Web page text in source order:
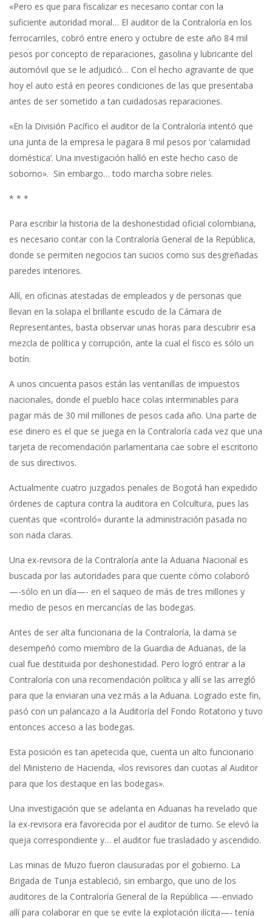
«Pero es que para fiscalizar es necesario contar con la
suficiente autoridad moral… El auditor de la Contraloría en los
ferrocarriles, cobró entre enero y octubre de este año 84 mil
pesos por concepto de reparaciones, gasolina y lubricante del
automóvil que se le adjudicó… Con el hecho agravante de que
hoy el auto está en peores condiciones de las que presentaba
antes de ser sometido a tan cuidadosas reparaciones.
«En la División Pacífico el auditor de la Contraloría intentó que
una junta de la empresa le pagara 8 mil pesos por ‘calamidad
doméstica’. Una investigación halló en este hecho caso de
soborno». Sin embargo… todo marcha sobre rieles.
* * *
Para escribir la historia de la deshonestidad oficial colombiana,
es necesario contar con la Contraloría General de la República,
donde se permiten negocios tan sucios como sus desgreñadas
paredes interiores.
Allí, en oficinas atestadas de empleados y de personas que
llevan en la solapa el brillante escudo de la Cámara de
Representantes, basta observar unas horas para descubrir esa
mezcla de política y corrupción, ante la cual el fisco es sólo un
botín.
A unos cincuenta pasos están las ventanillas de impuestos
nacionales, donde el pueblo hace colas interminables para
pagar más de 30 mil millones de pesos cada año. Una parte de
ese dinero es el que se juega en la Contraloría cada vez que una
tarjeta de recomendación parlamentaria cae sobre el escritorio
de sus directivos.
Actualmente cuatro juzgados penales de Bogotá han expedido
órdenes de captura contra la auditora en Colcultura, pues las
cuentas que «controló» durante la administración pasada no
son nada claras.
Una ex-revisora de la Contraloría ante la Aduana Nacional es
buscada por las autoridades para que cuente cómo colaboró
—-sólo en un día—- en el saqueo de más de tres millones y
medio de pesos en mercancías de las bodegas.
Antes de ser alta funcionaria de la Contraloría, la dama se
desempeñó como miembro de la Guardia de Aduanas, de la
cual fue destituida por deshonestidad. Pero logró entrar a la
Contraloría con una recomendación política y allí se las arregló
para que la enviaran una vez más a la Aduana. Logrado este fin,
pasó con un palancazo a la Auditoría del Fondo Rotatorio y tuvo
entonces acceso a las bodegas.
Esta posición es tan apetecida que, cuenta un alto funcionario
del Ministerio de Hacienda, «los revisores dan cuotas al Auditor
para que los destaque en las bodegas».
Una investigación que se adelanta en Aduanas ha revelado que
la ex-revisora era favorecida por el auditor de turno. Se elevó la
queja correspondiente y… el auditor fue trasladado y ascendido.
Las minas de Muzo fueron clausuradas por el gobierno. La
Brigada de Tunja estableció, sin embargo, que uno de los
auditores de la Contraloría General de la República —-enviado
allí para colaborar en que se evite la explotación ilícita—- tenía